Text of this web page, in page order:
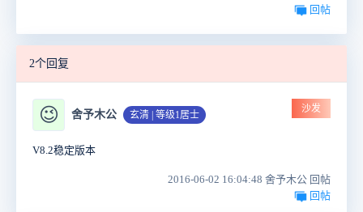
回帖
2个回复
😉 舍予木公 玄清 | 等级1居士
沙发
V8.2稳定版本
2016-06-02 16:04:48 舍予木公 回帖
回帖